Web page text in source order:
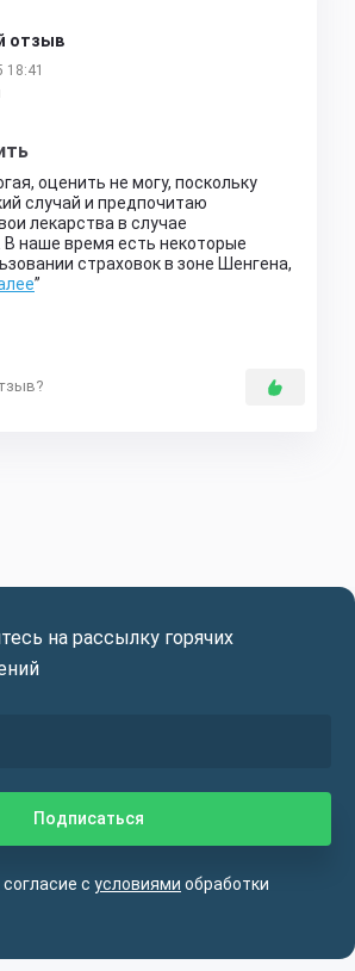
отзыв
18:41
оценить не могу, поскольку
случай и предпочитаю
лекарства в случае
наше время есть некоторые
страховок в зоне Шенгена,
на рассылку горячих
с условиями обработки